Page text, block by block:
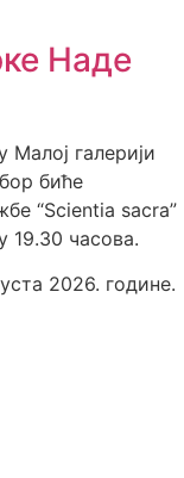
Наде
Малој галерији
биће
“Scientia sacra”
19.30 часова.
2026. године.